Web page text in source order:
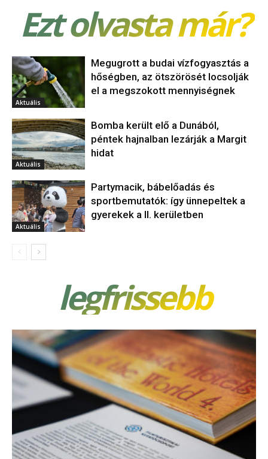
Ezt olvasta már?
Aktuális
Megugrott a budai vízfogyasztás a
hőségben, az ötszörösét locsolják
el a megszokott mennyiségnek
Aktuális
Bomba került elő a Dunából,
péntek hajnalban lezárják a Margit
hidat
Aktuális
Partymacik, bábelőadás és
sportbemutatók: így ünnepeltek a
gyerekek a II. kerületben
legfrissebb